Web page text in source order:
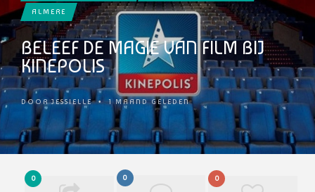
ALMERE
BELEEF DE MAGIE VAN FILM BIJ
KINEPOLIS
DOORJESSIELLE •1 MAAND GELEDEN
0 0 0